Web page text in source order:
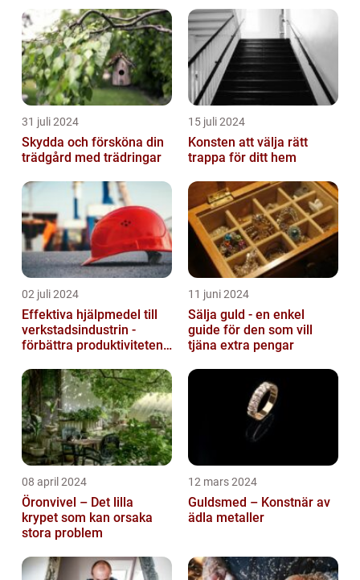
31 juli 2024
Skydda och försköna din
trädgård med trädringar
15 juli 2024
Konsten att välja rätt
trappa för ditt hem
02 juli 2024
Effektiva hjälpmedel till
verkstadsindustrin -
förbättra produktiviteten
11 juni 2024
Sälja guld - en enkel
guide för den som vill
tjäna extra pengar
08 april 2024
Öronvivel – Det lilla
krypet som kan orsaka
stora problem
12 mars 2024
Guldsmed – Konstnär av
ädla metaller